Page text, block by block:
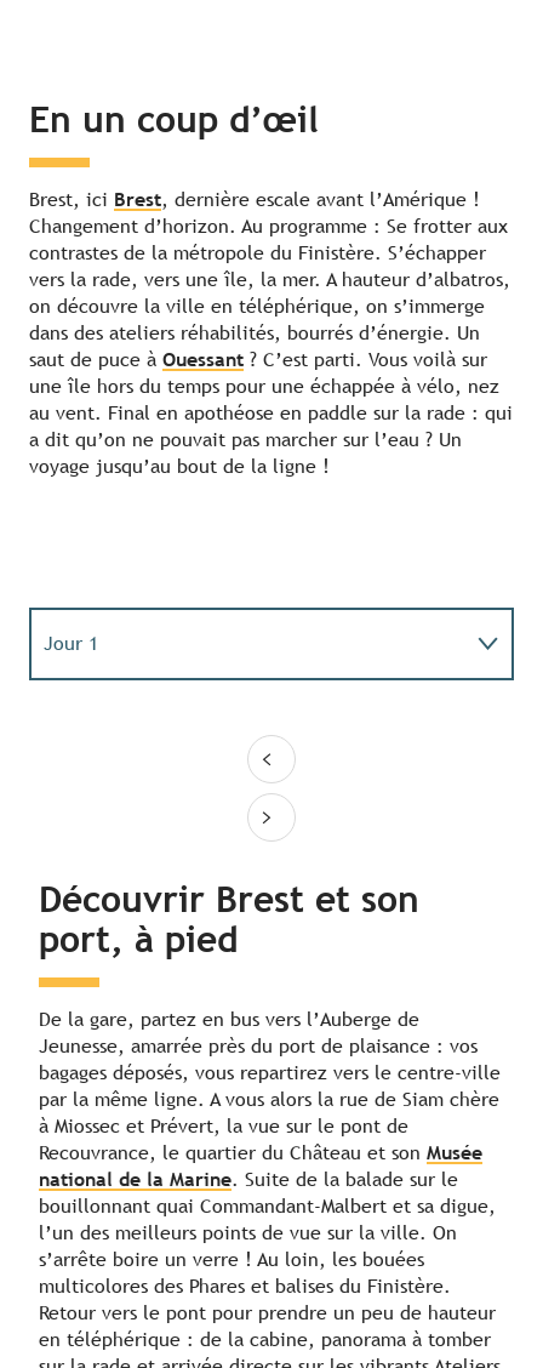
En un coup d’œil
Brest, ici Brest, dernière escale avant l’Amérique !
Changement d’horizon. Au programme : Se frotter aux
contrastes de la métropole du Finistère. S’échapper
vers la rade, vers une île, la mer. A hauteur d’albatros,
on découvre la ville en téléphérique, on s’immerge
dans des ateliers réhabilités, bourrés d’énergie. Un
saut de puce à Ouessant ? C’est parti. Vous voilà sur
une île hors du temps pour une échappée à vélo, nez
au vent. Final en apothéose en paddle sur la rade : qui
a dit qu’on ne pouvait pas marcher sur l’eau ? Un
voyage jusqu’au bout de la ligne !
Jour 1
Découvrir Brest et son
port, à pied
De la gare, partez en bus vers l’Auberge de
Jeunesse, amarrée près du port de plaisance : vos
bagages déposés, vous repartirez vers le centre-ville
par la même ligne. A vous alors la rue de Siam chère
à Miossec et Prévert, la vue sur le pont de
Recouvrance, le quartier du Château et son Musée
national de la Marine. Suite de la balade sur le
bouillonnant quai Commandant-Malbert et sa digue,
l’un des meilleurs points de vue sur la ville. On
s’arrête boire un verre ! Au loin, les bouées
multicolores des Phares et balises du Finistère.
Retour vers le pont pour prendre un peu de hauteur
en téléphérique : de la cabine, panorama à tomber